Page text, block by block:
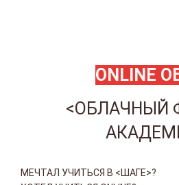
ONLINE
<ОБЛАЧНЫЙ
МЕЧТАЛ УЧИТЬСЯ В <ШАГЕ>?